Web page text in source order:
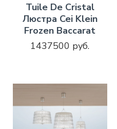
Tuile De Cristal
Люстра Cei Klein
Frozen Baccarat
1437500 руб.